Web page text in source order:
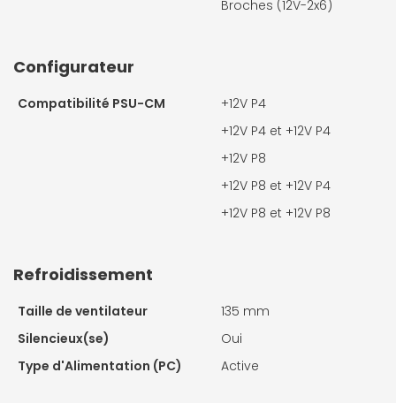
Broches (12V-2x6)
Configurateur
Compatibilité PSU-CM
+12V P4
+12V P4 et +12V P4
+12V P8
+12V P8 et +12V P4
+12V P8 et +12V P8
Refroidissement
Taille de ventilateur
135 mm
Silencieux(se)
Oui
Type d'Alimentation (PC)
Active